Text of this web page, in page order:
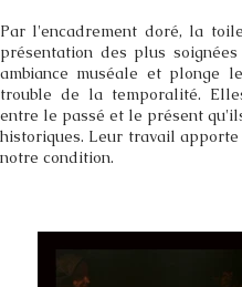
Par l'encadrement doré, la
présentation des plus
ambiance muséale et plonge
trouble de la temporalité.
entre le passé et le présent
historiques. Leur travail
notre condition.